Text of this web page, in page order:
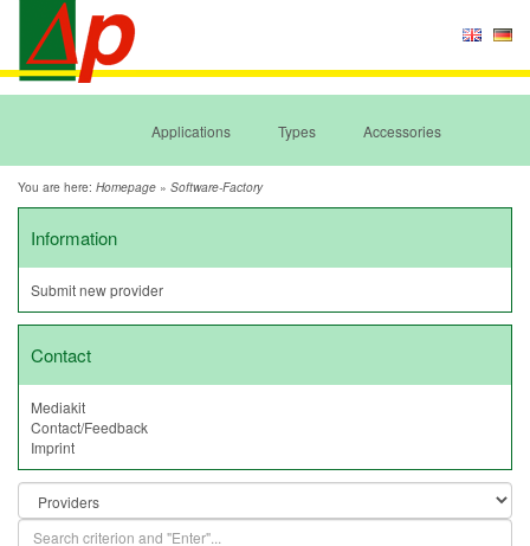
Applications Types Accessories
You are here: Homepage » Software-Factory
Information
Submit new provider
Contact
Mediakit
Contact/Feedback
Imprint